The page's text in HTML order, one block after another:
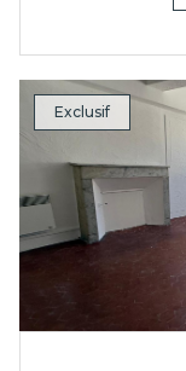
Exclusif